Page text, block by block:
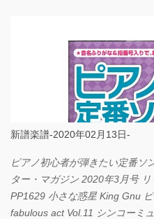
新譜楽譜-2020年02月13日-
ピアノ初心者が弾きたい定番
ター・マガジン 2020年3月号
PP1629 小さな惑星 King Gnu
fabulous act Vol.11 シンコーミ